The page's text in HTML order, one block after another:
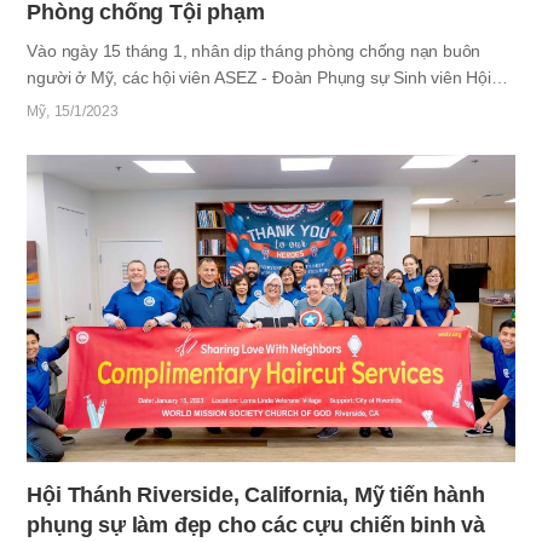
Phòng chống Tội phạm
Vào ngày 15 tháng 1, nhân dịp tháng phòng chống nạn buôn
người ở Mỹ, các hội viên ASEZ - Đoàn Phụng sự Sinh viên Hội
Thánh của Đức Chúa Trời khu vực California đã tổ chức Diễn đàn
thống Joe Biden đã tuyên bố tháng 1 năm 2023 là tháng phòng
chống nạn buôn người và cho biết: “Do nạn buôn người, gần 25
triệu người trên thế giới đã bị tước đoạt sự an toàn, phẩm giá và
tự do”. Do đó, các hội viên ASEZ ở Los Angeles, San Diego,
Escondido và Sunland đã tổ chức buổi Diễn đàn Phòng chống
Tội phạm tại hội trường…
Mỹ 15/1/2023
Hội Thánh Riverside, California, Mỹ tiến hành
phụng sự làm đẹp cho các cựu chiến binh và